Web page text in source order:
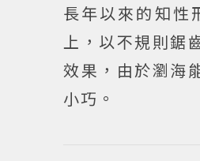
長年以來的知性
上，以不規則鋸
效果，由於瀏海
小巧。